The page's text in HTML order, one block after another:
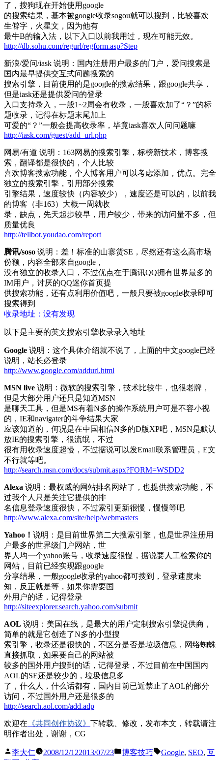
了，搜狗现在开始使用google
的搜索结果，基本被google收录sogou就可以搜到，比较喜欢
生僻字，火星文，因为他有
最牛B的输入法，以下入口以前我用过，现在可能无效。
http://db.sohu.com/regurl/regform.asp?Step
新浪/爱问/iask 说明：国内注册用户最多的门户，爱问搜索是
国内最早提供交互式问题搜索的
搜索引擎，目前使用的是google的搜索结果，跟google共享，
但是iask还是提供爱问的登录
入口支持录入，一般1~2周会有收录，一般喜欢加了“？”的标
题收录，记得在标题末尾加上
可爱的“？”一般会提高收录率，毕竟iask喜欢人问问题嘛
http://iask.com/guest/add_url.php
网易/有道 说明：163网易的搜索引擎，标榜新技术，博客搜
索，翻译都是很快的，个人比较
喜欢博客搜索功能，个人博客用户可以考虑添加，优点。完全
独立的搜索引擎，引用部分搜索
引擎结果，速度较快（内容较少），速度还是可以的，以前我
的博客（非163）大概一周就收
录，缺点，先天起步较早，用户较少，带来的访问量不多，但
质量优良
http://tellbot.youdao.com/report
腾讯/soso 说明：差！标准的山寨货SE，尽然还有这么高市场
份额，内容全部来自google，
没有独立的收录入口，不过优点在于腾讯QQ拥有世界最多的
IM用户，讨厌的QQ迷你首页提
供搜索功能，还有点利用价值吧，一般只要被google收录即可
搜索得到
收录地址：没有发现
以下是主要的英文搜索引擎收录录入地址
Google 说明：这个具体介绍就不说了，上面的中文google已经
说明，站长必登录
http://www.google.com/addurl.html
MSN live 说明：微软的搜索引擎，技术比较牛，也很老牌，
但是大部分用户还只是知道MSN
是聊天工具，但是MS有着N多的操作系统用户可是不容小视
的，IE和navigater的斗争结果大家
应该知道的，何况是在中国相信N多的D版XP吧，MSN是默认
放IE的搜索引擎，很流氓，不过
很有用收录速度超慢，不过据说可以发Email联系管理员，E文
不行就等吧。
http://search.msn.com/docs/submit.aspx?FORM=WSDD2
Alexa 说明：最权威的网站排名网站了，也提供搜索功能，不
过我个人只是关注它提供的排
名信息登录速度很快，不过索引更新很慢，慢慢等吧
http://www.alexa.com/site/help/webmasters
Yahoo！ 说明：是目前世界第二大搜索引擎，也是世界注册用
户最多的世界级门户网站，世
界人均一个yahoo账号，收录速度很慢，据说要人工检索你的
网站，目前已经实现跟google
分享结果，一般google收录的yahoo都可搜到，登录速度未
知，反正就是等，如果你需要国
外用户的话，记得登录
http://siteexplorer.search.yahoo.com/submit
AOL 说明：美国在线，是最大的用户定制搜索引擎提供商，
简单的就是它创造了N多的小型搜
索引擎，收录还是很快的，不区分是否是垃圾信息，网络蜘蛛
直接抓取，如果要自己的网站被
较多的国外用户搜到的话，记得登录，不过目前在中国国内
AOL的SE还是较少的，垃圾信息多
了，什么人，什么话都有，国内目前已近禁止了AOL的部分
访问，不过国外用户还是很多的
http://search.aol.com/add.adp
欢迎在 《共同创作协议》 下转载、修改，发布本文，转载请注
明作者出处，谢谢，CG
Posted
李大仁 2008/12/122013/07/23
Posted
博客技巧 Tags:
Google, SEO, 互